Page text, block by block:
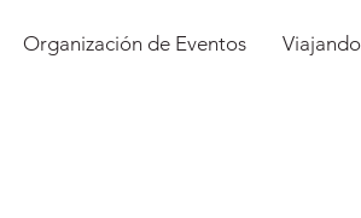
Organización de Eventos